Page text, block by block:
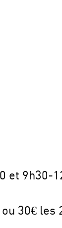
et 9h30-
30€ les